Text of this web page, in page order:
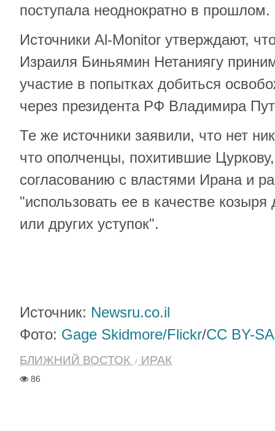
поступала неоднократно в прошлом.
Источники Al-Monitor утверждают,
Израиля Биньямин Нетаниягу
участие в попытках добиться
через президента РФ Владимира
Те же источники заявили, что нет
что ополченцы, похитившие
согласованию с властями Ирана и
"использовать ее в качестве
или других уступок".
Источник: Newsru.co.il
Фото: Gage Skidmore/Flickr/CC BY-
БЛИЖНИЙ ВОСТОК ИРАК
86